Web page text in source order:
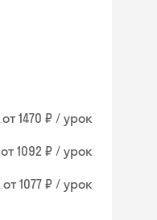
от 1470 ₽ / урок
от 1092 ₽ / урок
от 1077 ₽ / урок